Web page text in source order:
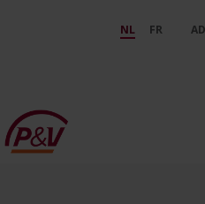
Voorzichtig op
NL FR